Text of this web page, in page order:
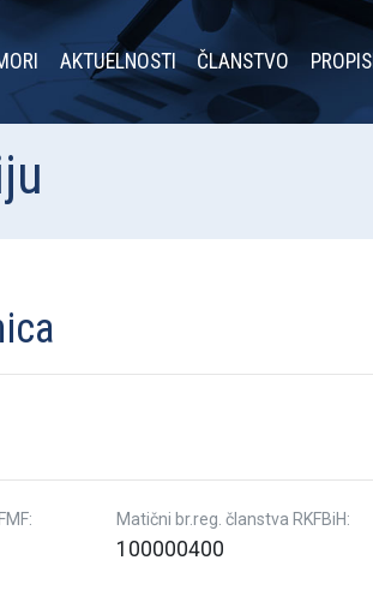
AKTUELNOSTI ČLANSTVO PROPISI
Matični br.reg. članstva RKFBiH:
100000400